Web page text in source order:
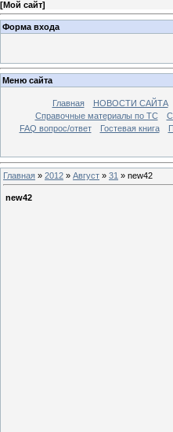
[Мой сайт]
Форма входа
Меню сайта
Главная НОВОСТИ САЙТА
Справочные материалы по TС
FAQ вопрос/ответ
Гостевая книга
Главная » 2012 » Август » 31 » new42
new42